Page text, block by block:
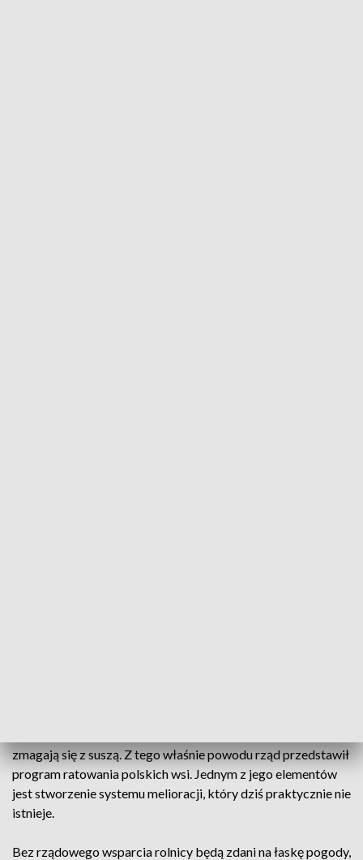
zmagają się z suszą. Z tego właśnie powodu rząd przedstawił
program ratowania polskich wsi. Jednym z jego elementów
jest stworzenie systemu melioracji, który dziś praktycznie nie
istnieje.
Bez rządowego wsparcia rolnicy będą zdani na łaskę pogody,